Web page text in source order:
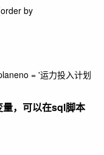
by
= '运力投入计划
，可以在sql脚本